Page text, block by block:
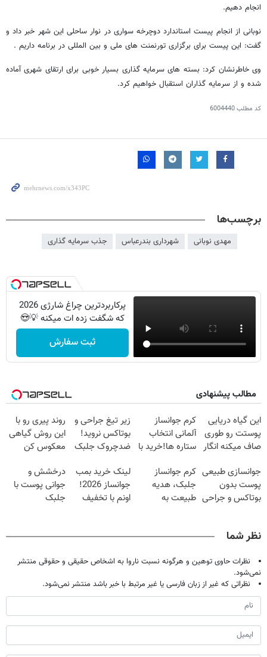
انجام دهیم.
نوبانی از انجام پیست استاندارد دوچرخه سواری در نوار ساحلی این شهر خبر داد و
گفت: این پیست برای برگزاری تورنمنت های ملی و بین المللی در برنامه داریم .
وی خاطرنشان کرد: بسته های سرمایه گذاری بسیار خوبی برای ارتقای شهری آماده
شده و از سرمایه گذاران استقبال خواهیم کرد.
کد مطلب6004440
برچسب‌ها
مهدی نوبانی شهرداری بندرعباس جذب سرمایه گذاری
پرکاربردترین چراغ شارژی 2026
که شگفت زده ات میکنه 💡😍
ثبت سفارش
مطالب پیشنهادی
این گیاه دریایی
پوستت رو طوری
صاف میکنه انگار
شدی🔥
کرم جوانساز
آلمانی انتخاب
ستاره ها!خرید با
زیر تیغ جراحی و
بوتاکس نروید!
ضدچروک جلبک
روند پیری رو با
این روش گیاهی
معکوس کن
جوانسازی طبیعی
پوست بدون
بوتاکس و جراحی
کرم جوانساز
جلبک، هدیه
طبیعت به
لینک خرید بمب
جوانساز 2026!
اونم با تخفیف
درخشش و
جوانی پوست با
جلبک
تخفیف ویژه
نظر شما
نظرات حاوی توهین و هرگونه نسبت ناروا به اشخاص حقیقی و حقوقی منتشر
نمی‌شود.
نظراتی که غیر از زبان فارسی یا غیر مرتبط با خبر باشد منتشر نمی‌شود.